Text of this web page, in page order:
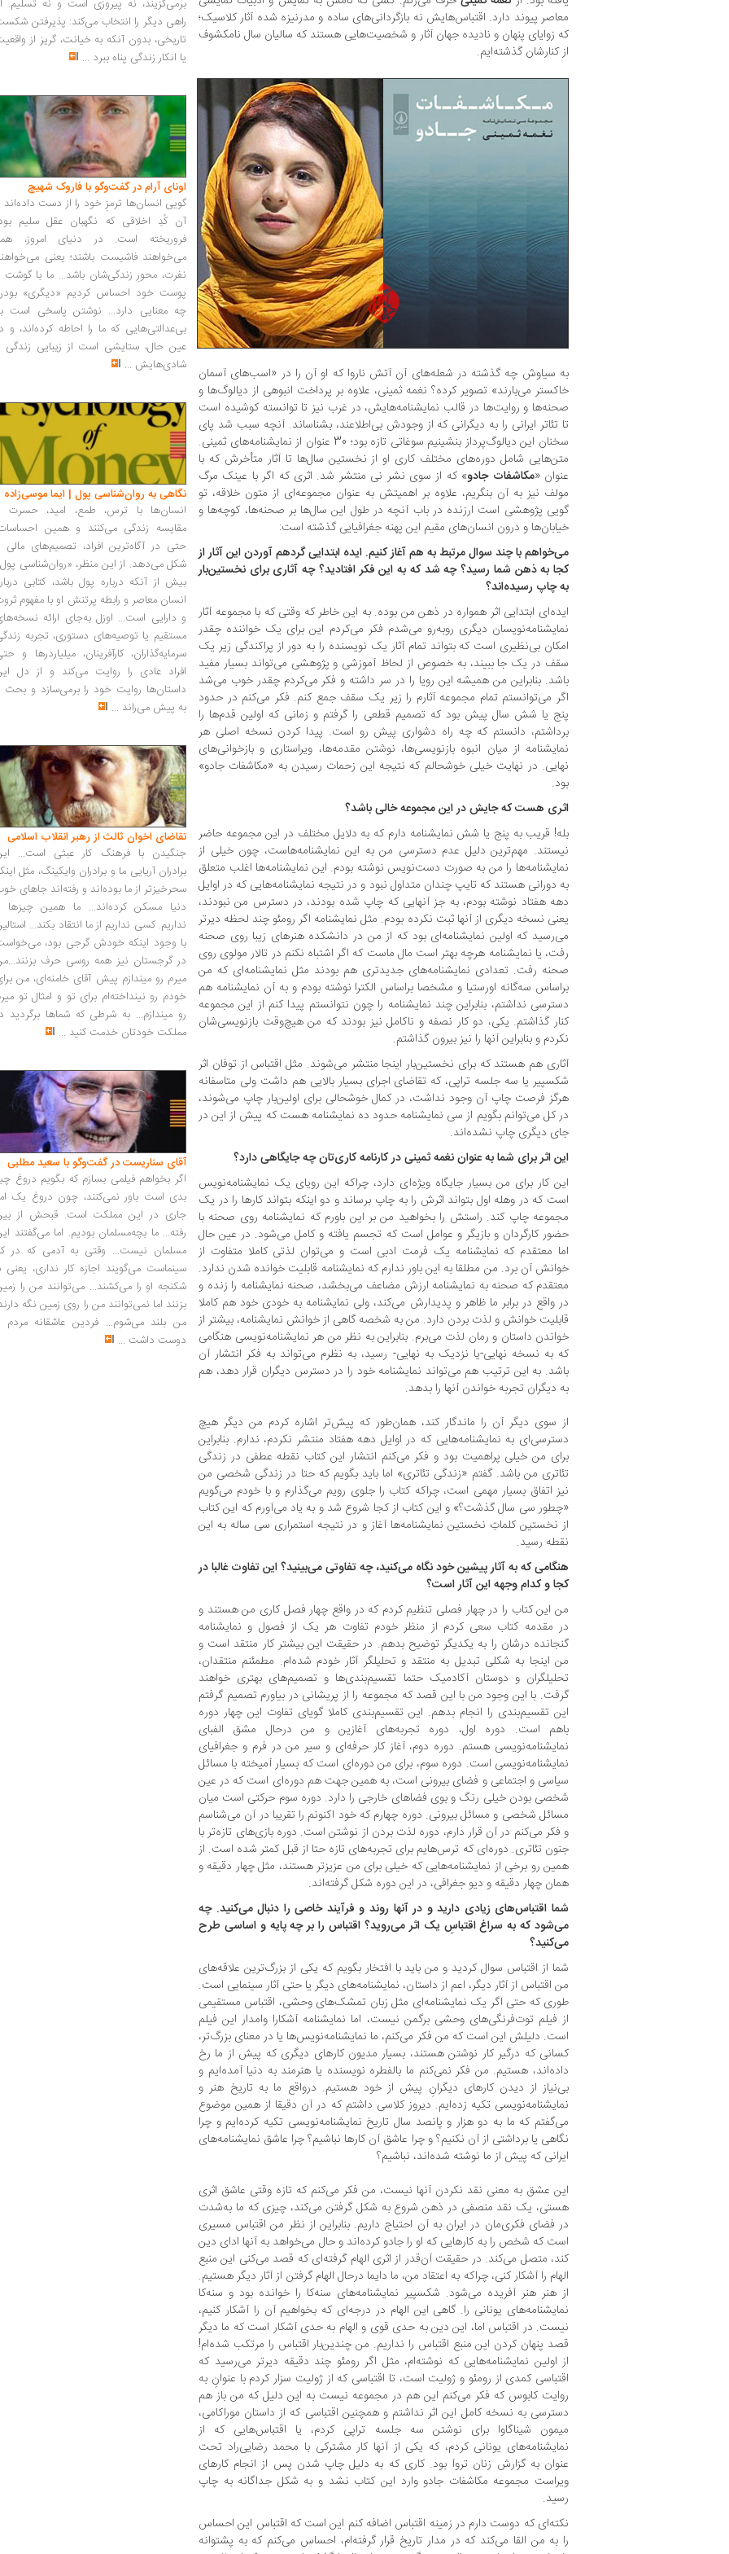
معاصر پیوند دارد. اقتباس‌هایش نه بازگردانی‌های ساده و مدرنیزه شده‌ آثار کلاسیک؛
که زوایای پنهان و نادیده جهان آثار و شخصیت‌هایی هستند که سالیان سال نامکشوف
از کنارشان گذشته‌ایم.
به سیاوش چه گذشته در شعله‌های آن آتش ناروا که او آن را در «اسب‌های آسمان
خاکستر می‌بارند» تصویر کرده؟ نغمه ثمینی، علاوه بر پرداخت انبوهی از دیالوگ‌ها و
صحنه‌ها و روایت‌ها در قالب نمایشنامه‌هایش، در غرب نیز تا توانسته کوشیده است
تا تئاتر ایرانی را به دیگرانی که از وجودش بی‌اطلاعند، بشناساند. آنچه سبب شد پای
سخنان این دیالوگ‌پرداز بنشینیم سوغاتی تازه بود؛ 30 عنوان از نمایشنامه‌های ثمینی.
متن‌هایی شامل دوره‌های مختلف کاری او از نخستین سال‌ها تا آثار متأخرش که با
عنوان «مکاشفات جادو» که از سوی نشر نی منتشر شد. اثری که اگر با عینک مرگ
مولف نیز به آن بنگریم، علاوه بر اهمیتش به عنوان مجموعه‌ای از متون خلاقه، تو
گویی پژوهشی است ارزنده در باب آنچه در طول این سال‌ها بر صحنه‌ها، کوچه‌ها و
خیابان‌ها و درون انسان‌های مقیم این پهنه جغرافیایی گذشته است:
‌می‌خواهم با چند سوال مرتبط به هم آغاز کنیم. ایده ابتدایی گردهم آوردن این آثار از
کجا به ذهن شما رسید؟ چه شد که به این فکر افتادید؟ چه آثاری برای نخستین‌بار
به چاپ رسیده‌اند؟
ایده‌ای ابتدایی اثر همواره در ذهن من بوده. به این خاطر که وقتی که با مجموعه آثار
نمایشنامه‌نویسان دیگری روبه‌رو می‌شدم فکر می‌کردم این برای یک خواننده چقدر
امکان بی‌نظیری است که بتواند تمام‌ آثار یک نویسنده را به دور از پراکندگی زیر یک
سقف در یک جا ببیند، به خصوص از لحاظ آموزشی و پژوهشی می‌تواند بسیار مفید
باشد. بنابراین من همیشه این رویا را در سر داشته و فکر می‌کردم چقدر خوب می‌شد
اگر می‌توانستم تمام مجموعه آثارم را زیر یک سقف جمع کنم. فکر می‌کنم در حدود
پنج یا شش سال پیش بود که تصمیم قطعی را گرفتم و زمانی که اولین قدم‌ها را
برداشتم، دانستم که چه راه دشواری پیش رو است. پیدا کردن نسخه اصلی هر
نمایشنامه از میان انبوه بازنویسی‌ها، نوشتن مقدمه‌ها، ویراستاری و بازخوانی‌های
نهایی. در نهایت خیلی خوشحالم که نتیجه این زحمات رسیدن به «مکاشفات جادو»
بود.
‌اثری هست که جایش در این مجموعه خالی باشد؟
بله! قریب به پنج یا شش نمایشنامه دارم که به دلایل مختلف در این مجموعه حاضر
نیستند. مهم‌ترین دلیل عدم دسترسی من به این نمایشنامه‌هاست، چون خیلی از
نمایشنامه‌ها را من به صورت دست‌نویس نوشته بودم. این‌ نمایشنامه‌ها اغلب متعلق
به دورانی هستند که تایپ چندان متداول نبود و در نتیجه نمایشنامه‌هایی که در اوایل
دهه هفتاد نوشته بودم، به جز آنهایی که چاپ شده بودند، در دسترس من نبودند،
یعنی نسخه دیگری از آنها ثبت نکرده بودم. مثل نمایشنامه اگر رومئو چند لحظه دیرتر
می‌رسید که اولین نمایشنامه‌ای بود که از من در دانشکده هنرهای زیبا روی صحنه
رفت، یا نمایشنامه هرچه بهتر است مال ماست که اگر اشتباه نکنم در تالار مولوی روی
صحنه رفت. تعدادی نمایشنامه‌های جدیدتری هم بودند مثل نمایشنامه‌ای که من
براساس سه‌گانه اورستیا و مشخصا براساس الکترا نوشته بودم و به آن نمایشنامه هم
دسترسی نداشتم، بنابراین چند نمایشنامه را چون نتوانستم پیدا کنم از این مجموعه
کنار گذاشتم. یکی، دو کار نصفه و ناکامل نیز بودند که من هیچ‌وقت بازنویسی‌شان
نکردم و بنابراین آنها را نیز بیرون گذاشتم.
آثاری هم هستند که برای نخستین‌بار اینجا منتشر می‌شوند. مثل اقتباس از توفان اثر
شکسپیر یا سه جلسه تراپی، که تقاضای اجرای بسیار بالایی هم داشت ولی متاسفانه
هرگز فرصت چاپ آن وجود نداشت، در کمال خوشحالی برای اولین‌بار چاپ می‌شوند،
در کل می‌توانم بگویم از سی نمایشنامه حدود ده نمایشنامه هست که پیش از این در
جای دیگری چاپ نشده‌اند.
‌این اثر برای شما به عنوان نغمه ثمینی در کارنامه‌ کاری‌تان چه جایگاهی دارد؟
این کار برای من بسیار جایگاه ویژه‌ای دارد، چراکه این رویای یک نمایشنامه‌نویس
است که در وهله اول بتواند اثرش را به چاپ برساند و دو اینکه بتواند کارها را در یک
مجموعه چاپ کند. راستش را بخواهید من بر این باورم که نمایشنامه روی صحنه با
حضور کارگردان و بازیگر و عوامل است که تجسم یافته و کامل می‌شود. در عین حال
اما معتقدم که نمایشنامه یک فرمت ادبی است و می‌توان لذتی کاملا متفاوت از
خوانش آن برد. من مطلقا به این باور ندارم که نمایشنامه قابلیت خوانده شدن ندارد.
معتقدم که صحنه به نمایشنامه ارزش مضاعف می‌بخشد، صحنه نمایشنامه را زنده و
در واقع در برابر ما ظاهر و پدیدارش می‌کند، ولی نمایشنامه به خودی خود هم کاملا
قابلیت خوانش و لذت بردن دارد. من به شخصه گاهی از خوانش نمایشنامه، بیشتر از
خواندن داستان و رمان لذت می‌برم. بنابراین به نظر من هر نمایشنامه‌نویسی هنگامی
که به نسخه نهایی-یا نزدیک به نهایی- رسید، به نظرم می‌تواند به فکر انتشار آن
باشد. به این ترتیب هم می‌تواند نمایشنامه خود را در دسترس دیگران قرار ‌دهد، هم
به دیگران تجربه خواندن آنها را بدهد.
از سوی دیگر آن را ماندگار کند، همان‌طور که پیش‌تر اشاره کردم من دیگر هیچ
دسترسی‌ای به نمایشنامه‌هایی که در اوایل دهه هفتاد منتشر نکردم، ندارم. بنابراین
برای من خیلی پراهمیت بود و فکر می‌کنم انتشار این کتاب نقطه عطفی در زندگی
تئاتری من باشد. گفتم «زندگی تئاتری» اما باید بگویم که حتا در زندگی شخصی من
نیز اتفاق بسیار مهمی است، چراکه کتاب را جلوی رویم می‌گذارم و با خودم می‌گویم
«چطور سی سال گذشت؟» و این کتاب از کجا شروع شد و به یاد می‌آورم که این کتاب
از نخستین کلماتِ نخستین نمایشنامه‌ها آغاز و در نتیجه استمراری سی ساله به این
نقطه رسید.
‌هنگامی که به آثار پیشین خود نگاه می‌کنید، چه تفاوتی می‌بینید؟ این تفاوت غالبا در
کجا و کدام وجهه این آثار است؟
من این کتاب را در چهار فصلی تنظیم کردم که در واقع چهار فصل کاری من هستند و
در مقدمه کتاب سعی کردم از منظر خودم تفاوت هر یک از فصول و نمایشنامه
گنجانده درشان را به یکدیگر توضیح بدهم. در حقیقت این بیشتر کار منتقد است و
من اینجا به شکلی تبدیل به منتقد و تحلیلگر آثار خودم شده‌ام. مطمئنم منتقدان،
تحلیلگران و دوستان آکادمیک حتما تقسیم‌بندی‌ها و تصمیم‌های بهتری خواهند
گرفت. با این وجود من با این قصد که مجموعه را از پریشانی در بیاورم تصمیم گرفتم
این تقسیم‌بندی را انجام بدهم. این تقسیم‌بندی کاملا گویای تفاوت این چهار دوره
باهم است. دوره اول، دوره تجربه‌های آغازین و من درحال مشق الفبای
نمایشنامه‌نویسی هستم. دوره دوم، آغاز کار حرفه‌ای و سیر من در فرم و جغرافیای
نمایشنامه‌نویسی است. دوره سوم، برای من دوره‌ای است که بسیار آمیخته با مسائل
سیاسی و اجتماعی و فضای بیرونی است، به همین جهت هم دوره‌ای است که در عین
شخصی بودن خیلی رنگ و بوی فضاهای خارجی را دارد. دوره سوم حرکتی است میان
مسائل شخصی و مسائل بیرونی. دوره چهارم که خود اکنونم را تقریبا در آن می‌شناسم
و فکر می‌کنم در آن قرار دارم، دوره لذت بردن از نوشتن است. دوره بازی‌های تازه‌تر با
جنون تئاتری. دوره‌ای که ترس‌هایم برای تجربه‌های تازه حتا از قبل کمتر شده است. از
همین رو برخی از نمایشنامه‌هایی که خیلی برای من عزیزتر هستند، مثل چهار دقیقه و
همان چهار دقیقه و دیو جغرافی، در این دوره شکل گرفته‌اند.
‌شما اقتباس‌های زیادی دارید و در آنها روند و فرآیند خاصی را دنبال می‌کنید. چه
می‌شود که به سراغ اقتباسِ یک اثر می‌روید؟ اقتباس را بر چه پایه‌ و اساسی طرح
می‌کنید؟
شما از اقتباس سوال کردید و من باید با افتخار بگویم که یکی از بزرگ‌ترین علاقه‌های
من اقتباس از آثار دیگر، اعم از داستان، نمایشنامه‌های دیگر یا حتی آثار سینمایی است.
طوری که حتی اگر یک نمایشنامه‌ای مثل زبان تمشک‌های وحشی، اقتباس مستقیمی
از فیلم توت‌فرنگی‌های وحشی برگمن نیست، اما نمایشنامه آشکارا وامدار این فیلم
است. دلیلش این است که من فکر می‌کنم، ما نمایشنامه‌نویس‌ها یا در معنای بزرگ‌تر،
کسانی که درگیر کار نوشتن هستند، بسیار مدیون کارهای دیگری که پیش از ما رخ‌
داده‌اند، هستیم. من فکر نمی‌کنم ما بالفطره نویسنده‌ یا هنرمند به دنیا آمده‌ایم و
بی‌نیاز از دیدن کارهای دیگرانِ پیش از خود هستیم. درواقع ما به تاریخ هنر و
نمایشنامه‌نویسی تکیه زده‌ایم. دیروز کلاسی داشتم که در آن دقیقا از همین موضوع
می‌گفتم که ما به دو هزار و پانصد سال تاریخ نمایشنامه‌نویسی تکیه کرده‌ایم و چرا
نگاهی یا برداشتی از آن نکنیم؟ و چرا عاشق آن کارها نباشیم؟ چرا عاشق نمایشنامه‌های
ایرانی که پیش از ما نوشته شده‌اند، نباشیم؟
این عشق به معنی نقد نکردن آنها نیست، من فکر می‌کنم که تازه وقتی عاشق اثری
هستی، یک نقد منصفی در ذهن شروع به شکل گرفتن می‌کند، چیزی که ما به‌شدت
در فضای فکری‌مان در ایران به آن احتیاج داریم. بنابراین از نظر من اقتباس مسیری
است که شخص را به کارهایی که او را جادو کرده‌اند و حال می‌خواهد به آنها ادای دین
کند، متصل می‌کند. در حقیقت آن‌قدر از اثری الهام گرفته‌ای که قصد می‌کنی این منبع
الهام را آشکار کنی، چراکه به اعتقاد من، ما دایما درحال الهام گرفتن از آثار دیگر هستیم.
از هنر هنر آفریده می‌شود. شکسپیر نمایشنامه‌های سنه‌کا را خوانده بود و سنه‌کا
نمایشنامه‌های یونانی را. گاهی این الهام در درجه‌ای که بخواهیم آن را آشکار کنیم،
نیست. در اقتباس اما، این دین به حدی قوی و الهام به حدی آشکار است که ما دیگر
قصد پنهان کردن این منبع اقتباس را نداریم. من چندین‌بار اقتباس را مرتکب شده‌ام!
از اولین نمایشنامه‌هایی که نوشته‌ام، مثل اگر رومئو چند دقیقه دیرتر می‌رسید که
اقتباسی کمدی از رومئو و ژولیت است، تا اقتباسی که از ژولیت سزار کردم با عنوانِ به
روایت کابوس که فکر می‌کنم این هم در مجموعه نیست به این دلیل که من باز هم
دسترسی به نسخه کامل این اثر نداشتم و همچنین اقتباسی که از داستان موراکامی،
میمون شیناگاوا برای نوشتن سه جلسه تراپی کردم، یا اقتباس‌هایی که از
نمایشنامه‌های یونانی کردم، که یکی از آنها کار مشترکی با محمد رضایی‌راد تحت
عنوان به گزارش زنان تروآ بود. کاری که به دلیل چاپ شدن پس از انجام کارهای
ویراست مجموعه مکاشفات جادو وارد این کتاب نشد و به شکل جداگانه به چاپ
رسید.
نکته‌ای که دوست دارم در زمینه اقتباس اضافه کنم این است که اقتباس این احساس
را به من القا می‌کند که در مدار تاریخ قرار گرفته‌ام، احساس می‌کنم که به پشتوانه
برمی‌گزیند، نه پیروزی است و نه تسلیم.
راهی دیگر را انتخاب می‌کند: پذیرفتن
تاریخی، بدون آنکه به خیانت، گریز از
یا انکار زندگی پناه ببرد ...
اونای آرام در گفت‌وگو با فاروک شهیچ‭
گویی انسان‌ها ترمزِ خود را از دست داده‌اند
آن کُدِ اخلاقی که نگهبان عقل سلیم
فروریخته است. در دنیای امروز،
می‌خواهند فاشیست باشند؛ یعنی
نفرت، محورِ زندگی‌شان باشد... ما با گوشت
پوست خود احساس کردیم «دیگری»
چه معنایی دارد... نوشتن پاسخی است
بی‌عدالتی‌هایی که ما را احاطه کرده‌اند، و
عین حال، ستایشی است از زیبایی زندگی
شادی‌هایش ...
نگاهی به روان‌شناسی پول | ایما موسی‌زاده
انسان‌ها با ترس، طمع، امید، حسرت
مقایسه زندگی می‌کنند و همین
حتی در آگاه‌ترین افراد، تصمیم‌های مالی
شکل می‌دهد. از این منظر، «روان‌شناسی
بیش از آنکه درباره پول باشد، کتابی
انسان معاصر و رابطه پرتنش او با مفهوم
و دارایی است... اوزل به‌جای ارائه
مستقیم یا توصیه‌های دستوری، تجربه
سرمایه‌گذاران، کارآفرینان، میلیاردرها و
افراد عادی را روایت می‌کند و از دل
داستان‌ها روایت خود را برمی‌سازد و بحث
به پیش می‌راند ...
تقاضای اخوان ثالث از رهبر انقلاب اسلامی
جنگیدن با فرهنگ کار عبثی است...
برادران آریایی ما و برادران وایکینگ، مثل
سحرخیزتر از ما بوده‌اند و رفته‌اند جاهای
دنیا مسکن کرده‌اند... ما همین چیزها
نداریم. کسی نداریم از ما انتقاد بکند...
با وجود اینکه خودش گرجی بود،
در گرجستان نیز همه روسی حرف
میرم رو میندازم پیش آقای خامنه‌ای، من
خودم رو نینداخته‌ام برای تو و امثال تو
رو میندازم... به شرطی که شماها برگردید
مملکت خودتان خدمت کنید ...
آقای سناریست در گفت‌وگو با سعید مطلبی
اگر بخواهم فیلمی بسازم که بگویم دروغ
بدی است باور نمی‌کنند، چون دروغ یک
جاری در این مملکت است. قبحش از
رفته... ما بچه‌مسلمان بودیم. اما می‌گفتند
مسلمان نیست... وقتی به آدمی که در
سینماست می‌گویند اجازه کار نداری، یعنی
شکنجه او را می‌کشند... می‌توانند من را
بزنند اما نمی‌توانند من را روی زمین نگه
من بلند می‌شوم... فردین عاشقانه مردم
دوست داشت ...